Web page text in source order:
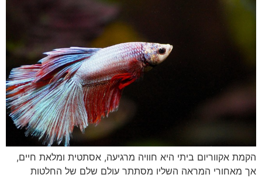
הקמת אקווריום ביתי היא חוויה מרגיעה, אסתטית ומלאת חיים,
אך מאחורי המראה השליו מסתתר עולם שלם של החלטות